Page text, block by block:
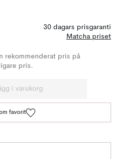
30 dagars prisgaranti
Matcha priset
rekommenderat pris på
pris.
i varukorg
favorit